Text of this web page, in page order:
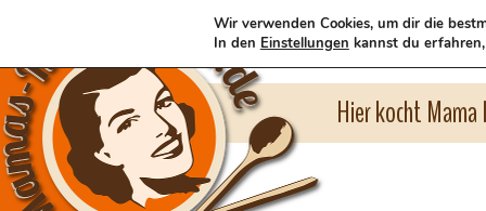
Hier kocht
Wir verwenden Cookies, um dir die
In den Einstellungen kannst du